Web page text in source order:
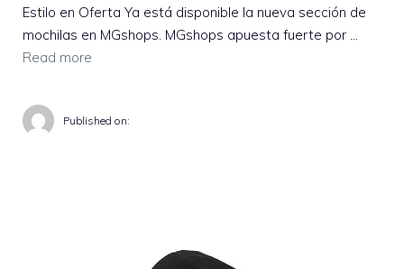
Estilo en Oferta Ya está disponible la nueva sección de
mochilas en MGshops. MGshops apuesta fuerte por …
Read more
Published on: